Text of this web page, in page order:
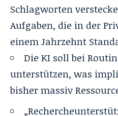
Schlagworten
Aufgaben, die in der
einem Jahrzehnt
Die KI soll bei
unterstützen, was
bisher massiv